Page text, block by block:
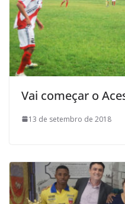
Vai começar o
13 de setembro de 2018